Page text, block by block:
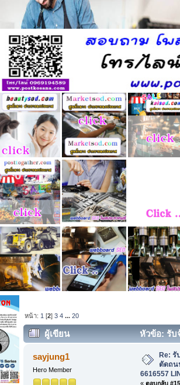
หน้า: 1 [2]3 4 ...20
ผู้เขียน
หัวข้อ: รับ
6616557 LINE: manoon10121 (อ่าน
sayjung1
Hero Member
Re: รั
ตัดถน
6616557
« ตอบกลับ